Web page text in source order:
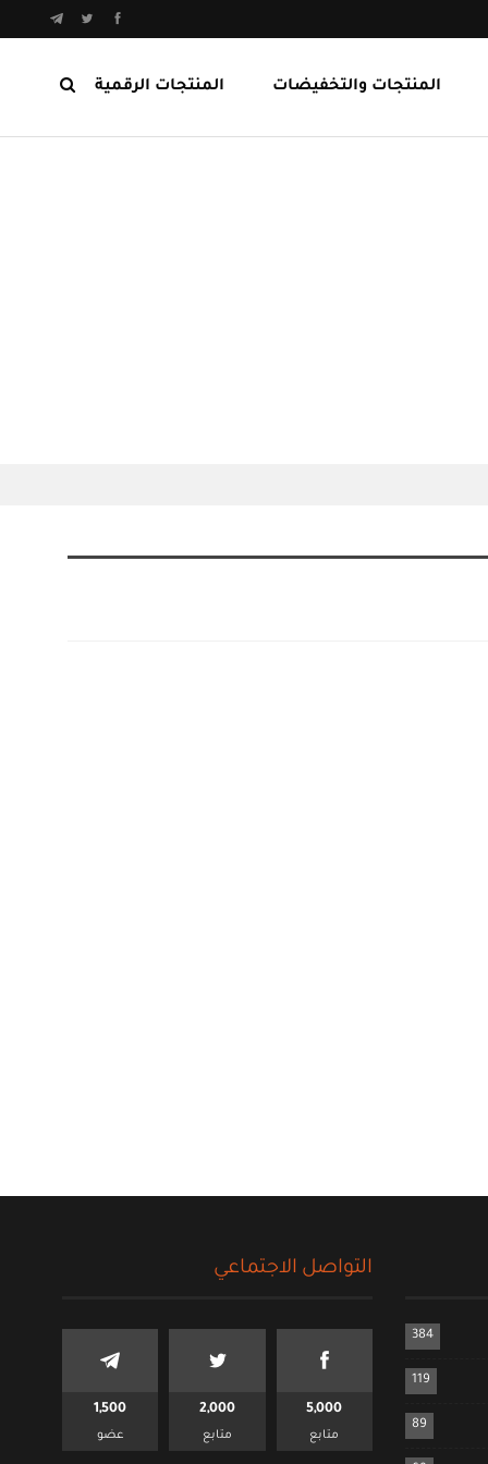
المنتجات الرقمية المنتجات والتخفيضات
384
119
89
التواصل الاجتماعي
5,000
متابع
2,000
متابع
1,500
عضو